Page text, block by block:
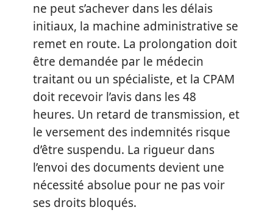
ne peut s’achever dans les délais
initiaux, la machine administrative se
remet en route. La prolongation doit
être demandée par le médecin
traitant ou un spécialiste, et la CPAM
doit recevoir l’avis dans les 48
heures. Un retard de transmission, et
le versement des indemnités risque
d’être suspendu. La rigueur dans
l’envoi des documents devient une
nécessité absolue pour ne pas voir
ses droits bloqués.